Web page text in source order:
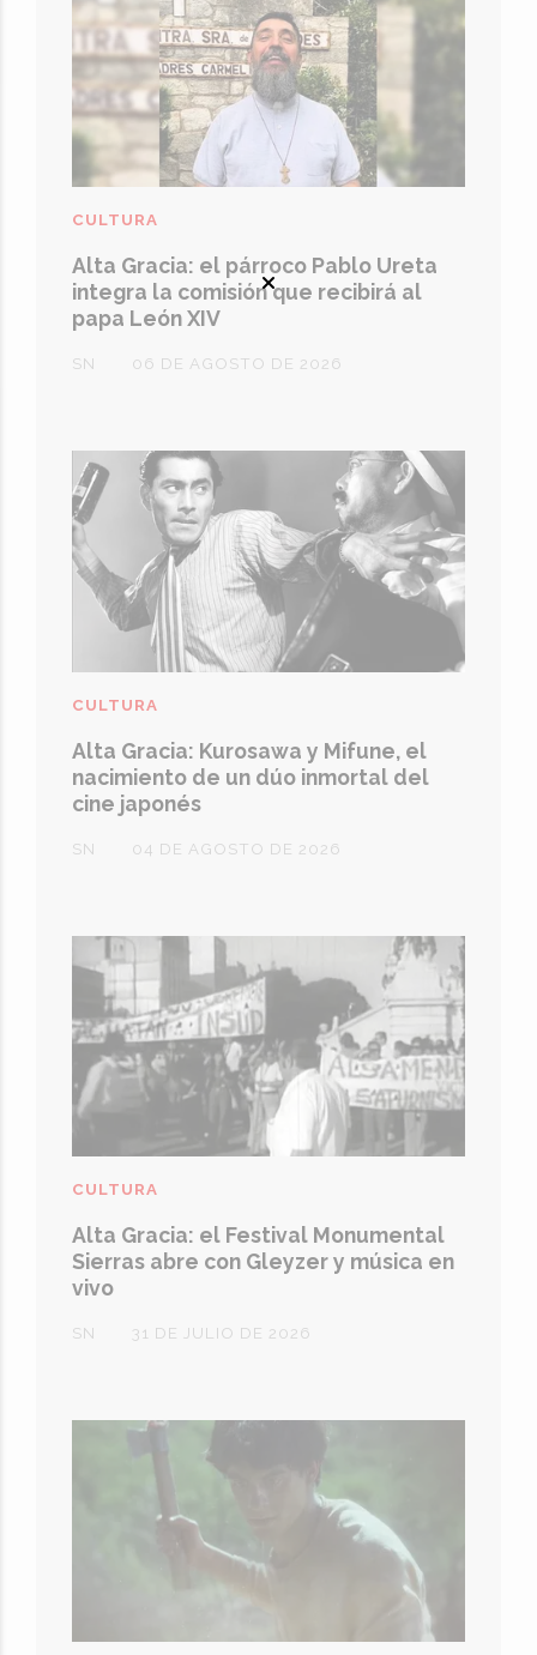
Alta Gracia: el párroco Pablo Ureta
integra la comisión que recibirá al
papa León XIV
SN
CULTURA
06 DE AGOSTO DE 2026
Alta Gracia: Kurosawa y Mifune, el
nacimiento de un dúo inmortal del
cine japonés
SN
CULTURA
04 DE AGOSTO DE 2026
Alta Gracia: el Festival Monumental
Sierras abre con Gleyzer y música en
vivo
SN
CULTURA
31 DE JULIO DE 2026